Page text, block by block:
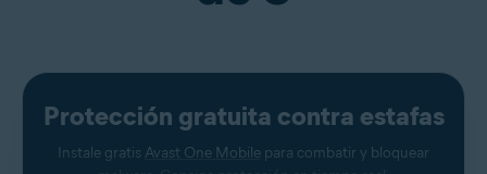
Protección gratuita contra estafas
Instale gratis Avast One Mobile para combatir y bloquear